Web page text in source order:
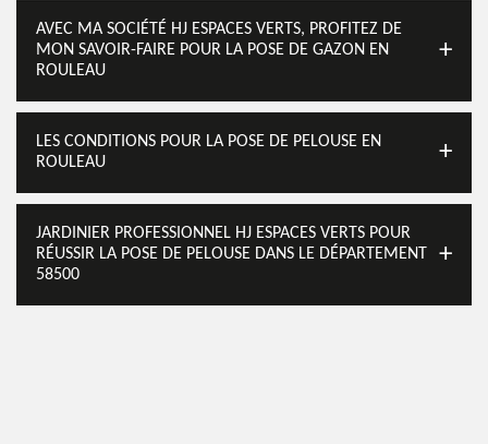
AVEC MA SOCIÉTÉ HJ ESPACES VERTS, PROFITEZ DE
MON SAVOIR-FAIRE POUR LA POSE DE GAZON EN
ROULEAU
LES CONDITIONS POUR LA POSE DE PELOUSE EN
ROULEAU
JARDINIER PROFESSIONNEL HJ ESPACES VERTS POUR
RÉUSSIR LA POSE DE PELOUSE DANS LE DÉPARTEMENT
58500